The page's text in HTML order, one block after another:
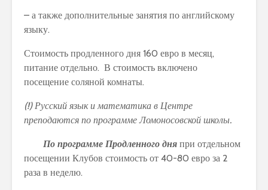
– а также дополнительные занятия по английскому
языку.
Стоимость продленного дня 160 евро в месяц,
питание отдельно. В стоимость включено
посещение соляной комнаты.
(!) Русский язык и математика в Центре
преподаются по программе Ломоносовской школы.
По программе Продленного дня при отдельном
посещении Клубов стоимость от 40-80 евро за 2
раза в неделю.